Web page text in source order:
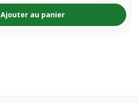
Ajouter au panier